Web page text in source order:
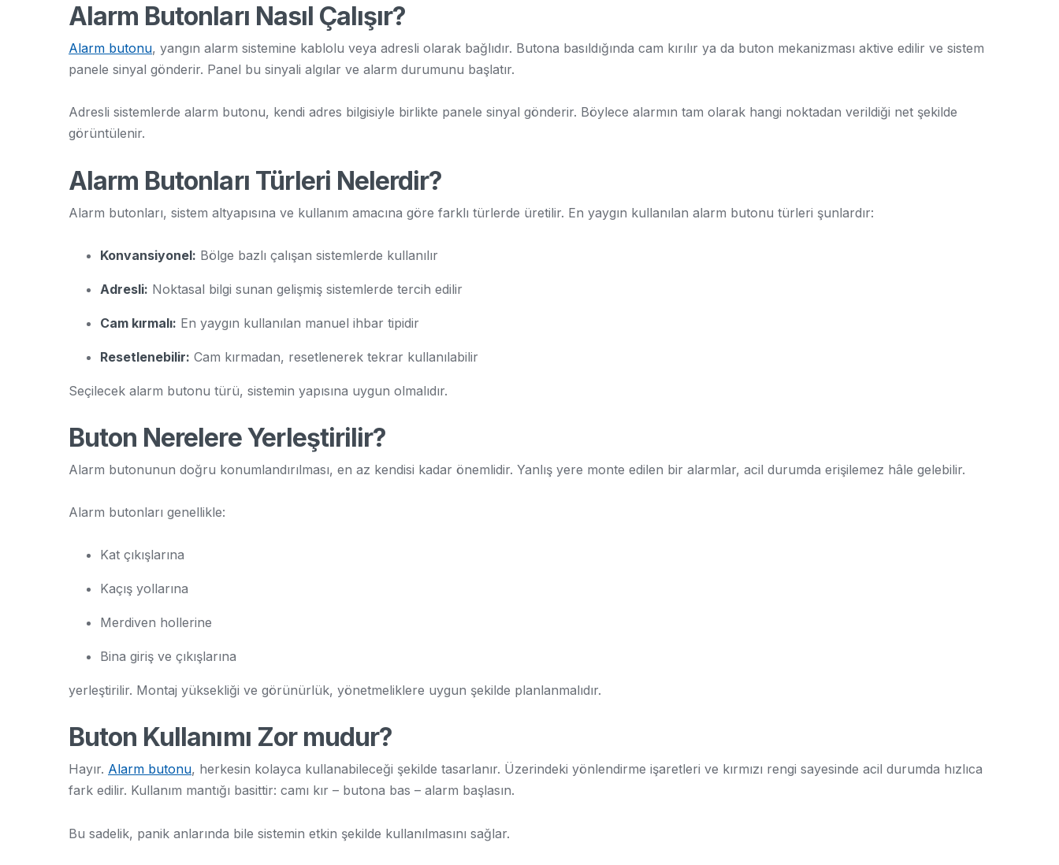
Alarm Butonları Nasıl Çalışır?
Alarm butonu, yangın alarm sistemine kablolu veya adresli olarak bağlıdır. Butona basıldığında cam kırılır ya da buton mekanizması aktive edilir ve sistem
panele sinyal gönderir. Panel bu sinyali algılar ve alarm durumunu başlatır.
Adresli sistemlerde alarm butonu, kendi adres bilgisiyle birlikte panele sinyal gönderir. Böylece alarmın tam olarak hangi noktadan verildiği net şekilde
görüntülenir.
Alarm Butonları Türleri Nelerdir?
Alarm butonları, sistem altyapısına ve kullanım amacına göre farklı türlerde üretilir. En yaygın kullanılan alarm butonu türleri şunlardır:
Konvansiyonel: Bölge bazlı çalışan sistemlerde kullanılır
Adresli: Noktasal bilgi sunan gelişmiş sistemlerde tercih edilir
Cam kırmalı: En yaygın kullanılan manuel ihbar tipidir
Resetlenebilir: Cam kırmadan, resetlenerek tekrar kullanılabilir
Seçilecek alarm butonu türü, sistemin yapısına uygun olmalıdır.
Buton Nerelere Yerleştirilir?
Alarm butonunun doğru konumlandırılması, en az kendisi kadar önemlidir. Yanlış yere monte edilen bir alarmlar, acil durumda erişilemez hâle gelebilir.
Alarm butonları genellikle:
Kat çıkışlarına
Kaçış yollarına
Merdiven hollerine
Bina giriş ve çıkışlarına
yerleştirilir. Montaj yüksekliği ve görünürlük, yönetmeliklere uygun şekilde planlanmalıdır.
Buton Kullanımı Zor mudur?
Hayır. Alarm butonu, herkesin kolayca kullanabileceği şekilde tasarlanır. Üzerindeki yönlendirme işaretleri ve kırmızı rengi sayesinde acil durumda hızlıca
fark edilir. Kullanım mantığı basittir: camı kır – butona bas – alarm başlasın.
Bu sadelik, panik anlarında bile sistemin etkin şekilde kullanılmasını sağlar.